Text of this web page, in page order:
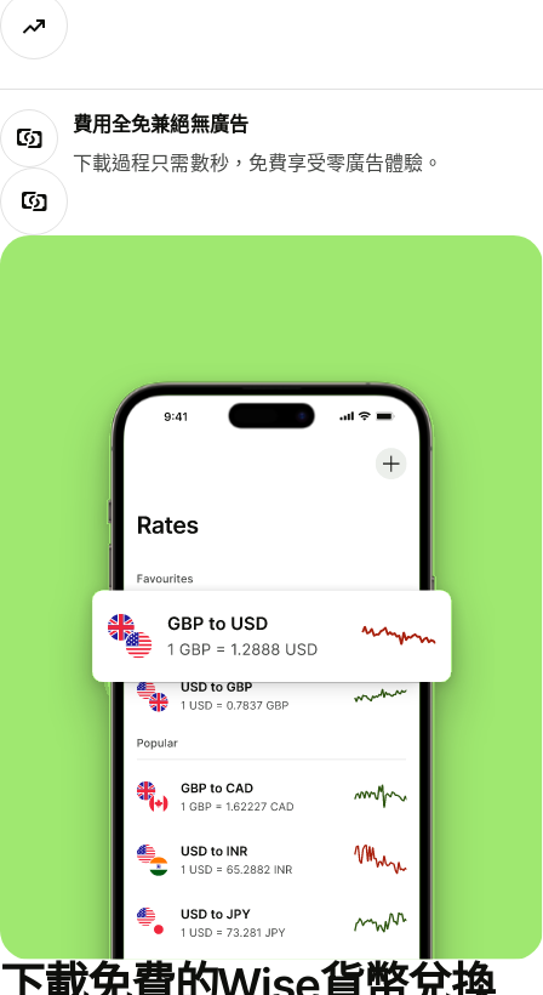
費用全免兼絕無廣告
下載過程只需數秒，免費享受零廣告體驗。